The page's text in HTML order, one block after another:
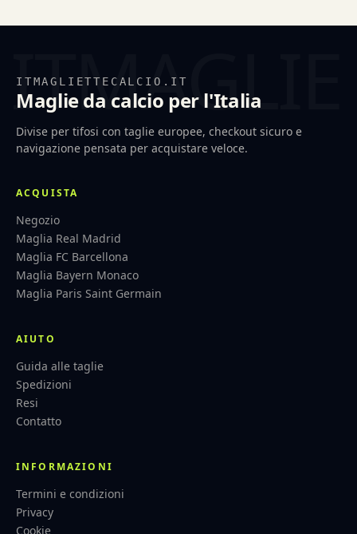
ITMAGLIETTECALCIO.IT
Maglie da calcio per l'Italia
Divise per tifosi con taglie europee, checkout sicuro e
navigazione pensata per acquistare veloce.
ACQUISTA
Negozio
Maglia Real Madrid
Maglia FC Barcellona
Maglia Bayern Monaco
Maglia Paris Saint Germain
AIUTO
Guida alle taglie
Spedizioni
Resi
Contatto
INFORMAZIONI
Termini e condizioni
Privacy
Cookie